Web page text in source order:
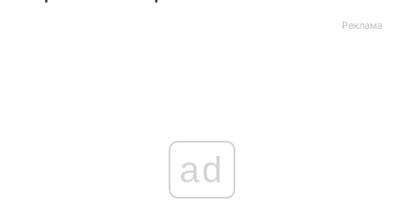
Реклама
ad